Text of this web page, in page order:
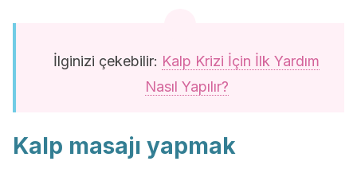
İlginizi çekebilir: Kalp Krizi İçin İlk Yardım
Nasıl Yapılır?
Kalp masajı yapmak